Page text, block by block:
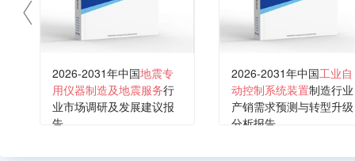
2026-2031年中国地震专
用仪器制造及地震服务行
业市场调研及发展建议报
告
2026-2031年中国工业自
动控制系统装置制造行业
产销需求预测与转型升级
分析报告